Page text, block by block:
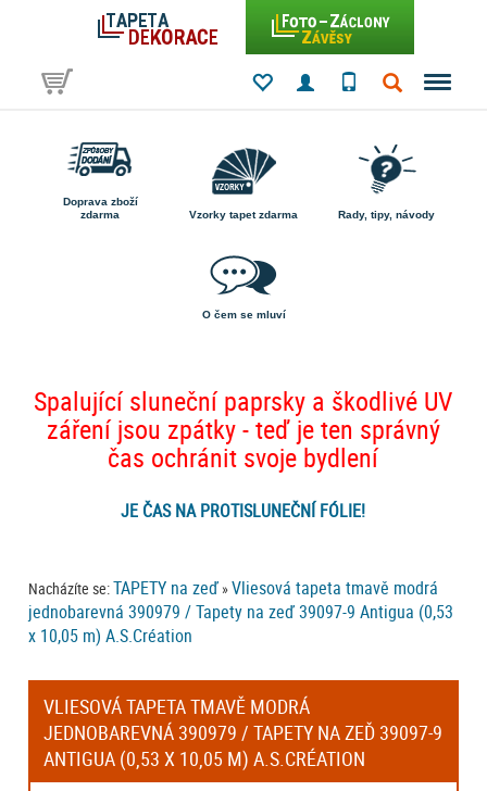
Doprava zboží
zdarma
Vzorky tapet zdarma Rady, tipy, návody
O čem se mluví
Spalující sluneční paprsky a škodlivé UV
záření jsou zpátky - teď je ten správný
čas ochránit svoje bydlení
JE ČAS NA PROTISLUNEČNÍ FÓLIE!
Nacházíte se:TAPETY na zeď »Vliesová tapeta tmavě modrá
jednobarevná 390979 / Tapety na zeď 39097-9 Antigua (0,53
x 10,05 m) A.S.Création
VLIESOVÁ TAPETA TMAVĚ MODRÁ
JEDNOBAREVNÁ 390979 / TAPETY NA ZEĎ 39097-9
ANTIGUA (0,53 X 10,05 M) A.S.CRÉATION